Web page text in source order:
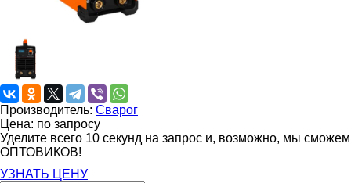
Производитель: Сварог
Цена: по запросу
Уделите всего 10 секунд на запрос и, возможно, мы
ОПТОВИКОВ!
УЗНАТЬ ЦЕНУ